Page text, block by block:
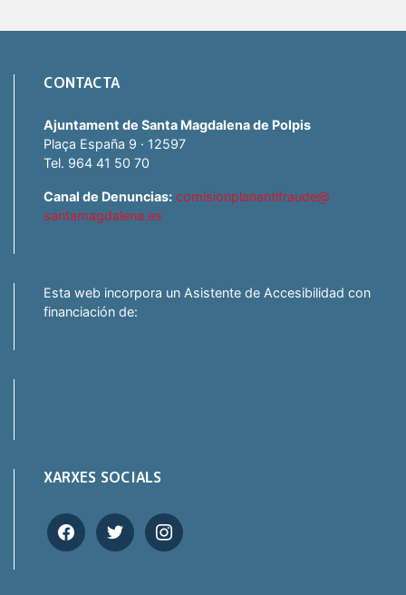
CONTACTA
Ajuntament de Santa Magdalena de Polpis
Plaça España 9 · 12597
Tel. 964 41 50 70
Canal de Denuncias: comisionplanantifraude@
santamagdalena.es
Esta web incorpora un Asistente de Accesibilidad con
financiación de:
XARXES SOCIALS
facebooktwitter instagram